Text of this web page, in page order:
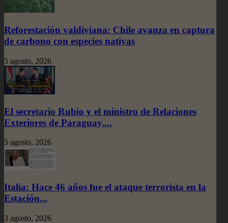
Reforestación valdiviana: Chile avanza en captura
de carbono con especies nativas
5 agosto, 2026
El secretario Rubio y el ministro de Relaciones
Exteriores de Paraguay,...
5 agosto, 2026
Italia: Hace 46 años fue el ataque terrorista en la
Estación...
3 agosto, 2026